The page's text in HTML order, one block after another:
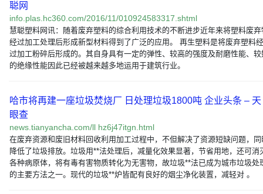
聪网
info.plas.hc360.com/2016/11/010924583317.shtml
慧聪塑料网讯：随着废弃塑料的综合利用技术的不断进步近年来将塑料废弃
经过加工处理后形成新型材料得到了广泛的应用。 再生塑料是将废弃塑料经
过加工粉碎后形成的。其自身具有一定的弹性、较高的强度及耐磨性能、较
的绝缘性能因此已经被越来越多地运用于建筑行业。
哈市将再建一座垃圾焚烧厂 日处理垃圾1800吨 企业头条 – 天
眼查
news.tianyancha.com/ll hz6j47itgn.html
在废弃资源和废旧材料回收利用加工过程中，不但解决了资源短缺问题，同
降低了垃圾排放。垃圾用**法处理后，减量化效果显著，节省用地，还可消
各种病原体，将有毒有害物质转化为无害物，故垃圾**法已成为城市垃圾处
的主要方法之一。现代的垃圾**炉皆配有良好的烟尘净化装置，减轻对 。